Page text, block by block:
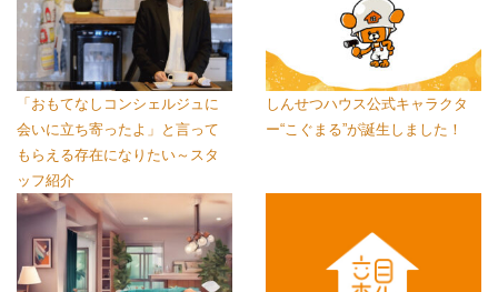
「おもてなしコンシェルジュに
会いに立ち寄ったよ」と言って
もらえる存在になりたい～スタ
ッフ紹介
しんせつハウス公式キャラクタ
ー“こぐまる”が誕生しました！